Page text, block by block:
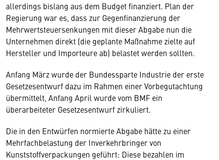
allerdings bislang aus dem Budget finanziert. Plan der
Regierung war es, dass zur Gegenfinanzierung der
Mehrwertsteuersenkungen mit dieser Abgabe nun die
Unternehmen direkt (die geplante Maßnahme zielte auf
Hersteller und Importeure ab) belastet werden sollten.
Anfang März wurde der Bundessparte Industrie der erste
Gesetzesentwurf dazu im Rahmen einer Vorbegutachtung
übermittelt, Anfang April wurde vom BMF ein
überarbeiteter Gesetzesentwurf zirkuliert.
Die in den Entwürfen normierte Abgabe hätte zu einer
Mehrfachbelastung der Inverkehrbringer von
Kunststoffverpackungen geführt: Diese bezahlen im